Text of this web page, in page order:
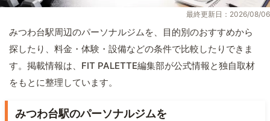
最終更新日：2026/08/06
みつわ台駅周辺のパーソナルジムを、目的別のおすすめから
探したり、料金・体験・設備などの条件で比較したりできま
す。掲載情報は、FIT PALETTE編集部が公式情報と独自取材
をもとに整理しています。
みつわ台駅のパーソナルジムを